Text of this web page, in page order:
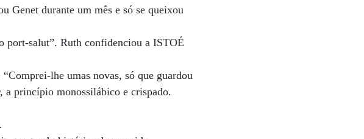
Genet durante um mês e só se queixou
port-salut”. Ruth confidenciou a ISTOÉ
lhe umas novas, só que guardou
a princípio monossilábico e crispado.